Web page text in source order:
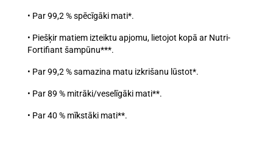
• Par 99,2 % spēcīgāki mati*.
• Piešķir matiem izteiktu apjomu, lietojot kopā ar Nutri-
Fortifiant šampūnu***.
• Par 99,2 % samazina matu izkrišanu lūstot*.
• Par 89 % mitrāki/veselīgāki mati**.
• Par 40 % mīkstāki mati**.